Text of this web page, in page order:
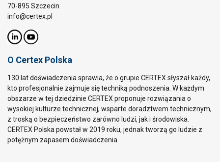
70-895 Szczecin
info@certex.pl
O Certex Polska
130 lat doświadczenia sprawia, że o grupie CERTEX słyszał każdy,
kto profesjonalnie zajmuje się techniką podnoszenia. W każdym
obszarze w tej dziedzinie CERTEX proponuje rozwiązania o
wysokiej kulturze technicznej, wsparte doradztwem technicznym,
z troską o bezpieczeństwo zarówno ludzi, jak i środowiska.
CERTEX Polska powstał w 2019 roku, jednak tworzą go ludzie z
potężnym zapasem doświadczenia.